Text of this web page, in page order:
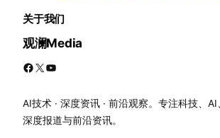
关于我们
观澜Media
Facebook X YouTube
AI技术 · 深度资讯 · 前沿观察。专注科技、
深度报道与前沿资讯。